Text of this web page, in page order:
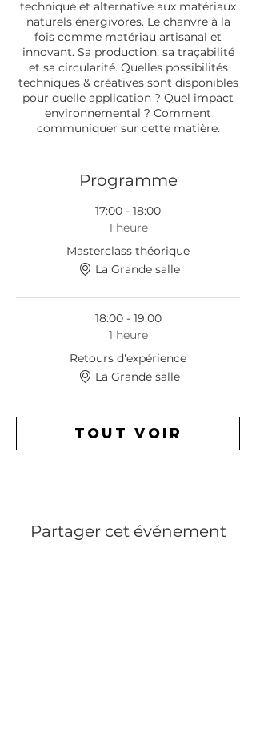
technique et alternative aux matériaux
naturels énergivores. Le chanvre à la
fois comme matériau artisanal et
innovant. Sa production, sa traçabilité
et sa circularité. Quelles possibilités
techniques & créatives sont disponibles
pour quelle application ? Quel impact
environnemental ? Comment
communiquer sur cette matière.
allons répondre :
- Le chanvre, son impact
environnemental et social - Les étapes
de fabrication d'un tissu à base de
chanvre depuis la matière première -
Les contraintes et avantages du
chanvre en application textile - Le
et techniques artisanales - Créativité
dans le chanvre : présentation de
matériaux originaux - Déploiement de
l'utilisation du chanvre dans l'industrie
textile - Développer un projet autour du
chanvre : contraintes et avantages - Les
Défendre les contreparties et les
avantages de cette matière dans sa
communication
-
https://www.wedressfair.fr/matieres/cha
Programme
17:00 - 18:00
1 heure
Masterclass théorique
La Grande salle
18:00 - 19:00
1 heure
Retours d'expérience
La Grande salle
Tout voir
Partager cet événement